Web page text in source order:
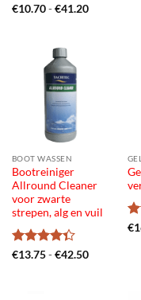
Gewaardeerd
€10.70 - €41.20Prijsklasse:
BOOT WASSEN
Bootreiniger
Allround Cleaner
voor zwarte
strepen, alg en vuil
Gewaardeerd
€13.75 - €42.50Prijsklasse:
€